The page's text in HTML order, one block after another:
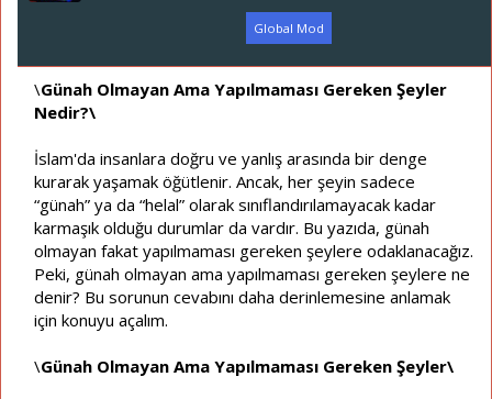
ş
t
r
i
h
Global Mod
\Günah Olmayan Ama Yapılmaması Gereken Şeyler
Nedir?\
İslam'da insanlara doğru ve yanlış arasında bir denge
kurarak yaşamak öğütlenir. Ancak, her şeyin sadece
“günah” ya da “helal” olarak sınıflandırılamayacak kadar
karmaşık olduğu durumlar da vardır. Bu yazıda, günah
olmayan fakat yapılmaması gereken şeylere odaklanacağız.
Peki, günah olmayan ama yapılmaması gereken şeylere ne
denir? Bu sorunun cevabını daha derinlemesine anlamak
için konuyu açalım.
\Günah Olmayan Ama Yapılmaması Gereken Şeyler\